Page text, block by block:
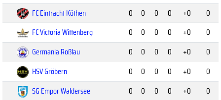
FC Eintracht Köthen
0 0 0 0 +0
0
FC Victoria Wittenberg
0 0 0 0 +0
0
Germania Roßlau
0 0 0 0 +0
0
HSV Gröbern
0 0 0 0 +0
0
SG Empor Waldersee
0 0 0 0 +0
0